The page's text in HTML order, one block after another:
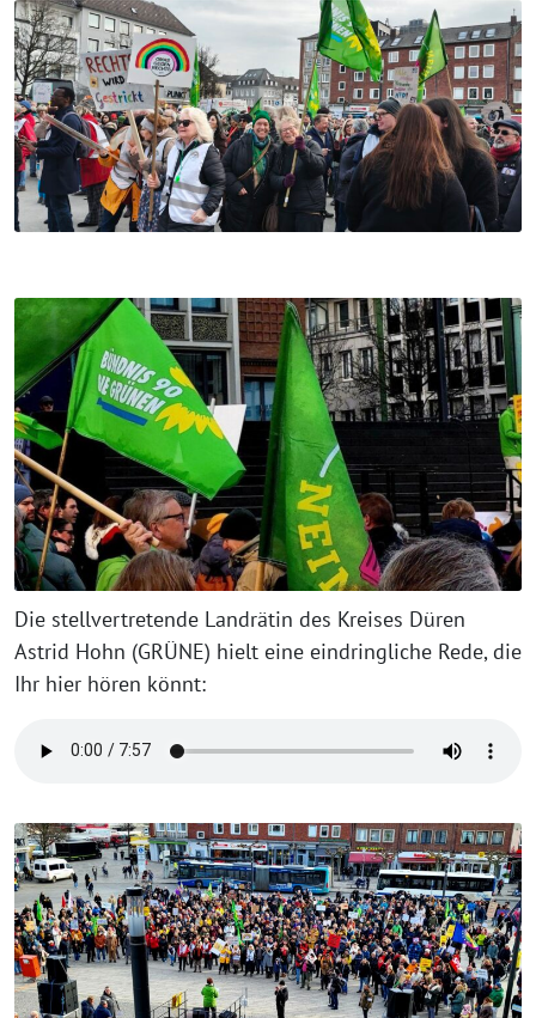
Die stellvertretende Landrätin des Kreises Düren
Astrid Hohn (GRÜNE) hielt eine eindringliche Rede, die
Ihr hier hören könnt: